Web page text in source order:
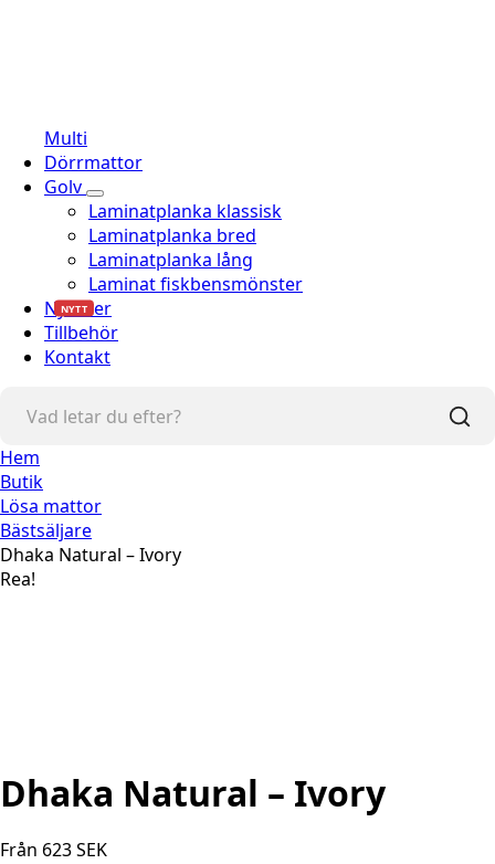
Multi
Dörrmattor
Golv
Laminatplanka klassisk
Laminatplanka bred
Laminatplanka lång
Laminat fiskbensmönster
Nyheter
NYTT
Tillbehör
Kontakt
Hem
Butik
Lösa mattor
Bästsäljare
Dhaka Natural – Ivory
Rea!
Dhaka Natural – Ivory
Från 623SEK